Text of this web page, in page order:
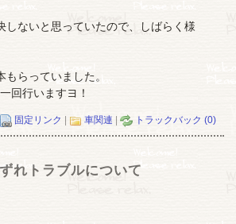
しないと思っていたので、しばらく様
らっていました。
回行いますヨ！
固定リンク 車関連 | トラックバック (0)
れトラブルについて